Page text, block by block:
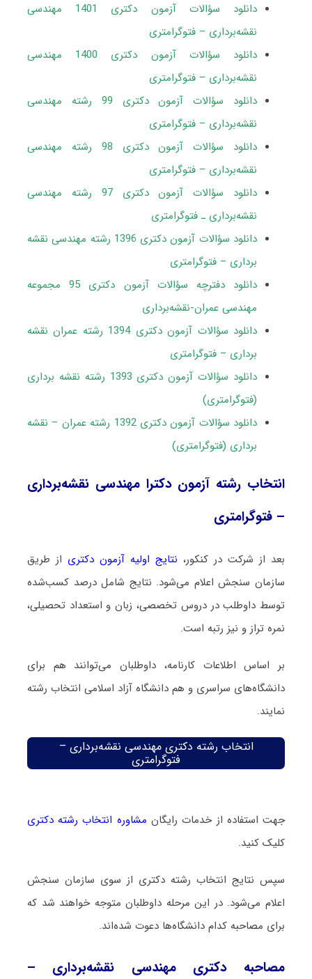
دانلود سؤالات آزمون دکتری 1401 مهندسی
نقشه‌برداری – فتوگرامتری
دانلود سؤالات آزمون دکتری 1400 مهندسی
نقشه‌برداری – فتوگرامتری
دانلود سؤالات آزمون دکتری 99 رشته مهندسی
نقشه‌برداری – فتوگرامتری
دانلود سؤالات آزمون دکتری 98 رشته مهندسی
نقشه‌برداری – فتوگرامتری
دانلود سؤالات آزمون دکتری 97 رشته مهندسی
نقشه‌برداری ـ فتوگرامتری
دانلود سؤالات آزمون دکتری 1396 رشته مهندسی نقشه
برداری – فتوگرامتری
دانلود دفترچه سؤالات آزمون دکتری 95 مجموعه
مهندسی عمران-نقشه‌برداری
دانلود سؤالات آزمون دکتری 1394 رشته عمران نقشه
برداری – فتوگرامتری
دانلود سؤالات آزمون دکتری 1393 رشته نقشه برداری
(فتوگرامتری)
دانلود سؤالات آزمون دکتری 1392 رشته عمران – نقشه
برداری (فتوگرامتری)
انتخاب رشته آزمون دکترا مهندسی نقشه‌برداری
– فتوگرامتری
بعد از شرکت در کنکور، نتایج اولیه آزمون دکتری از طریق
سازمان سنجش اعلام می‌شود. نتایج شامل درصد کسب‌شده
توسط داوطلب در دروس تخصصی، زبان و استعداد تحصیلی،
نمره تراز و نیز رتبه است.
بر اساس اطلاعات کارنامه، داوطلبان می‌توانند هم برای
دانشگاه‌های سراسری و هم دانشگاه آزاد اسلامی انتخاب رشته
نمایند.
انتخاب رشته دکتری مهندسی نقشه‌برداری –
فتوگرامتری
جهت استفاده از خدمات رایگان مشاوره انتخاب رشته دکتری
کلیک کنید.
سپس نتایج انتخاب رشته دکتری از سوی سازمان سنجش
اعلام می‌شود. در این مرحله داوطلبان متوجه خواهند شد که
برای مصاحبه کدام دانشگاه‌ها دعوت شده‌اند.
مصاحبه دکتری مهندسی نقشه‌برداری –